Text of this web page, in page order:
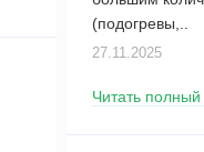
(подогревы,..
27.11.2025
Читать полный